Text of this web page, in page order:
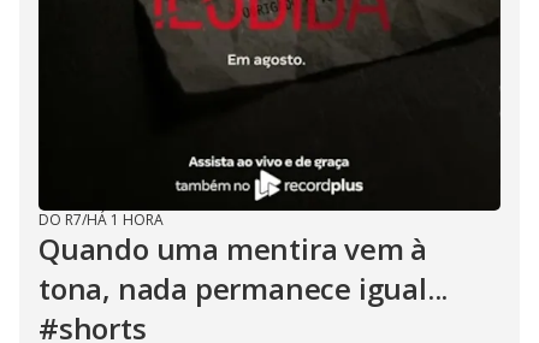
DO R7/HÁ 1 HORA
Quando uma mentira vem à
tona, nada permanece igual...
#shorts